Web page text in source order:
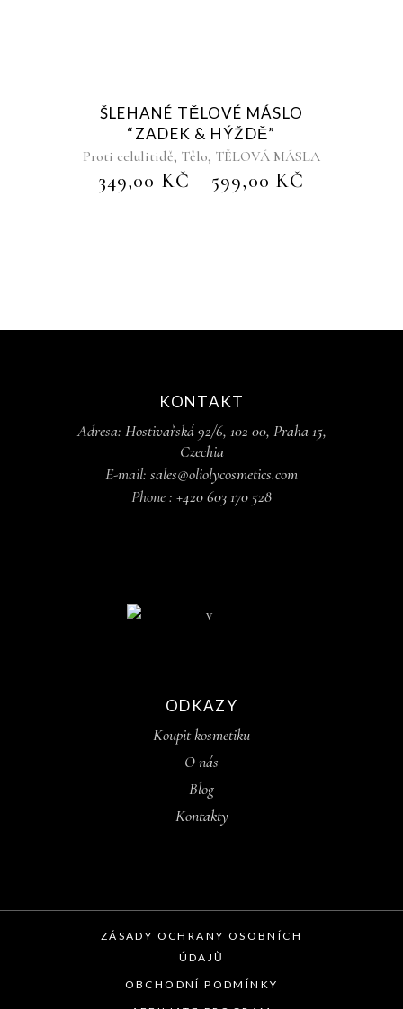
Sold
ŠLEHANÉ TĚLOVÉ MÁSLO
“ZADEK & HÝŽDĚ”
Proti celulitidě, Tělo, TĚLOVÁ MÁSLA
349,00 KČ – 599,00 KČ
KONTAKT
Adresa: Hostivařská 92/6, 102 00, Praha 15,
Czechia
E-mail: sales@oliolycosmetics.com
Phone : +420 603 170 528
ODKAZY
Koupit kosmetiku
O nás
Blog
Kontakty
ZÁSADY OCHRANY OSOBNÍCH
ÚDAJŮ
OBCHODNÍ PODMÍNKY